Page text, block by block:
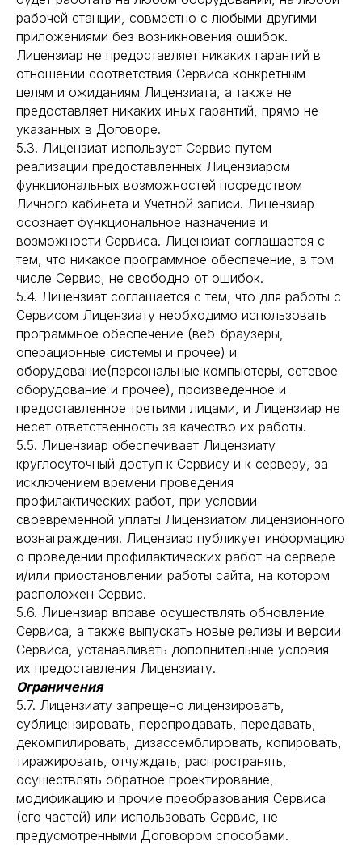
рабочей станции, совместно с любыми другими
приложениями без возникновения ошибок.
Лицензиар не предоставляет никаких гарантий в
отношении соответствия Сервиса конкретным
целям и ожиданиям Лицензиата, а также не
предоставляет никаких иных гарантий, прямо не
указанных в Договоре.
5.3. Лицензиат использует Сервис путем
реализации предоставленных Лицензиаром
функциональных возможностей посредством
Личного кабинета и Учетной записи. Лицензиар
осознает функциональное назначение и
возможности Сервиса. Лицензиат соглашается с
тем, что никакое программное обеспечение, в том
числе Сервис, не свободно от ошибок.
5.4. Лицензиат соглашается с тем, что для работы с
Сервисом Лицензиату необходимо использовать
программное обеспечение (веб-браузеры,
операционные системы и прочее) и
оборудование(персональные компьютеры, сетевое
оборудование и прочее), произведенное и
предоставленное третьими лицами, и Лицензиар не
несет ответственность за качество их работы.
5.5. Лицензиар обеспечивает Лицензиату
круглосуточный доступ к Сервису и к серверу, за
исключением времени проведения
профилактических работ, при условии
своевременной уплаты Лицензиатом лицензионного
вознаграждения. Лицензиар публикует информацию
о проведении профилактических работ на сервере
и/или приостановлении работы сайта, на котором
расположен Сервис.
5.6. Лицензиар вправе осуществлять обновление
Сервиса, а также выпускать новые релизы и версии
Сервиса, устанавливать дополнительные условия
их предоставления Лицензиату.
Ограничения
5.7. Лицензиату запрещено лицензировать,
сублицензировать, перепродавать, передавать,
декомпилировать, дизассемблировать, копировать,
тиражировать, отчуждать, распространять,
осуществлять обратное проектирование,
модификацию и прочие преобразования Сервиса
(его частей) или использовать Сервис, не
предусмотренными Договором способами.